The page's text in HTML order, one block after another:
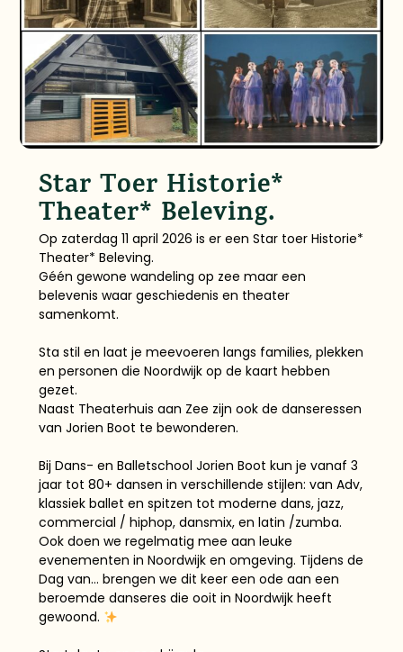
Star Toer Historie*
Theater* Beleving.
Op zaterdag 11 april 2026 is er een Star toer Historie*
Theater* Beleving.
Géén gewone wandeling op zee maar een
belevenis waar geschiedenis en theater
samenkomt.
Sta stil en laat je meevoeren langs families, plekken
en personen die Noordwijk op de kaart hebben
gezet.
Naast Theaterhuis aan Zee zijn ook de danseressen
van Jorien Boot te bewonderen.
Bij Dans- en Balletschool Jorien Boot kun je vanaf 3
jaar tot 80+ dansen in verschillende stijlen: van Adv,
klassiek ballet en spitzen tot moderne dans, jazz,
commercial / hiphop, dansmix, en latin /zumba.
Ook doen we regelmatig mee aan leuke
evenementen in Noordwijk en omgeving. Tijdens de
Dag van… brengen we dit keer een ode aan een
beroemde danseres die ooit in Noordwijk heeft
gewoond.